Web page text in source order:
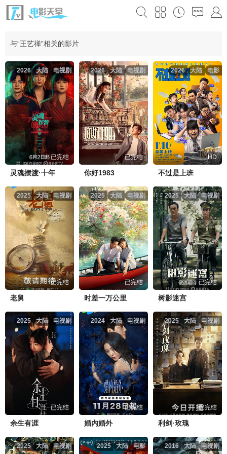
与“王艺禅”相关的影片
电视剧
大陆
2026
已完结
灵魂摆渡·十年
电视剧
大陆
2026
已完结
你好1983
电影
大陆
2026
HD
不过是上班
电视剧
大陆
2025
已完结
老舅
电视剧
大陆
2025
已完结
时差一万公里
电视剧
大陆
2025
已完结
树影迷宫
电视剧
大陆
2025
已完结
余生有涯
电视剧
大陆
2024
已完结
婚内婚外
电视剧
大陆
2025
已完结
利剑·玫瑰
电视剧
大陆
2025 电影
大陆
2025 电视剧
大陆
2016